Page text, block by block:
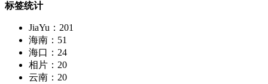
标签统计
JiaYu：201
海南：51
海口：24
相片：20
云南：20